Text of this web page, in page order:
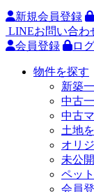
新規会員登録
LINEお問い合わ
会員登録
ロ
物件を探す
新築
中古
中古
土地
オリ
未公
ペッ
会員